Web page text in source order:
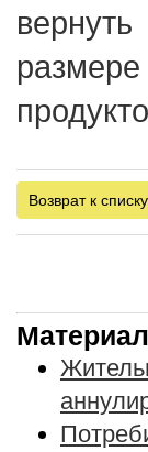
Возврат к списку